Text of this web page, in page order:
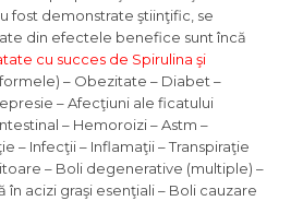
fost demonstrate ştiinţific, se
din efectele benefice sunt încă
cu succes de Spirulina şi
– Obezitate – Diabet –
– Afecţiuni ale ficatului
– Hemoroizi – Astm –
– Infecţii – Inflamaţii – Transpiraţie
– Boli degenerative (multiple) –
acizi graşi esenţiali – Boli cauzare